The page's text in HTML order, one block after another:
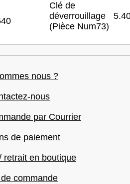
Clé de
déverrouillage
(Pièce Num73)
nous ?
nous
par Courrier
de paiement
retrait en boutique
commande